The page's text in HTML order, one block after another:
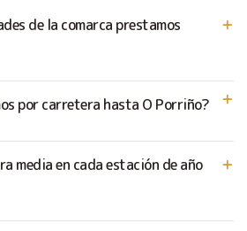
de la comarca prestamos
por carretera hasta O Porriño?
media en cada estación de año